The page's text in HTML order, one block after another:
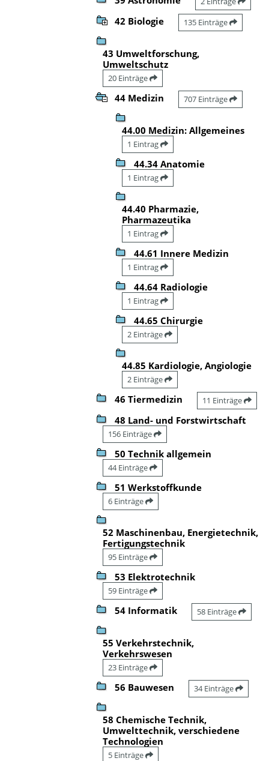
42 Biologie 135 Einträge
43 Umweltforschung,
Umweltschutz
20 Einträge
44 Medizin 707 Einträge
44.00 Medizin: Allgemeines
1 Eintrag
44.34 Anatomie
1 Eintrag
44.40 Pharmazie,
Pharmazeutika
1 Eintrag
44.61 Innere Medizin
1 Eintrag
44.64 Radiologie
1 Eintrag
44.65 Chirurgie
2 Einträge
44.85 Kardiologie, Angiologie
2 Einträge
46 Tiermedizin 11 Einträge
48 Land- und Forstwirtschaft
156 Einträge
50 Technik allgemein
44 Einträge
51 Werkstoffkunde
6 Einträge
52 Maschinenbau, Energietechnik,
Fertigungstechnik
95 Einträge
53 Elektrotechnik
59 Einträge
54 Informatik 58 Einträge
55 Verkehrstechnik,
Verkehrswesen
23 Einträge
56 Bauwesen 34 Einträge
58 Chemische Technik,
Umwelttechnik, verschiedene
Technologien
5 Einträge